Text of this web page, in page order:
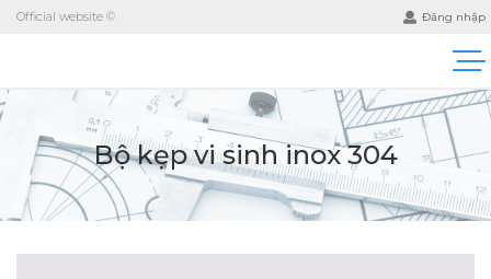
Official website © Đăng nhập
Bộ kẹp vi sinh inox 304